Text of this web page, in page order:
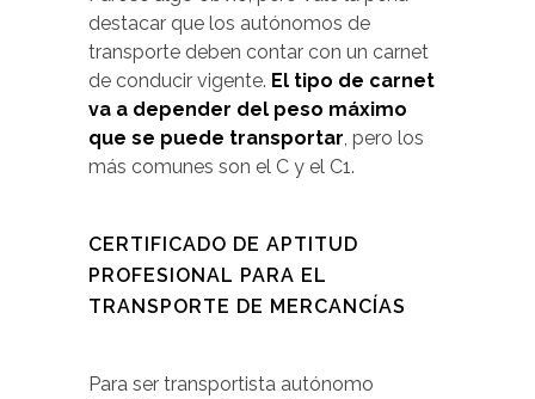
destacar que los autónomos de
transporte deben contar con un carnet
de conducir vigente. El tipo de carnet
va a depender del peso máximo
que se puede transportar, pero los
más comunes son el C y el C1.
CERTIFICADO DE APTITUD
PROFESIONAL PARA EL
TRANSPORTE DE MERCANCÍAS
Para ser transportista autónomo